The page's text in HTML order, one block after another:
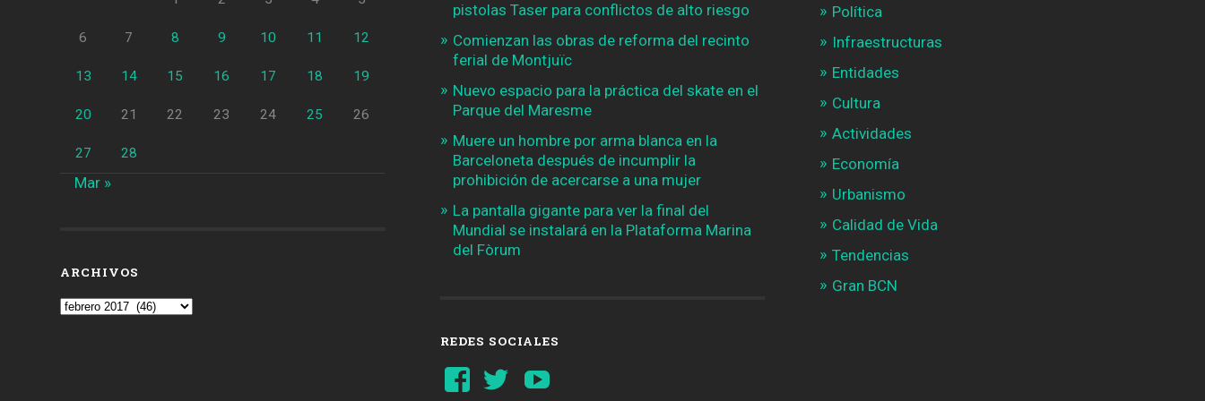
6 7 8 9 10 11 12
13 14 15 16 17 18 19
20 21 22 23 24 25 26
27 28
Mar »
ARCHIVOS
Archivos
pistolas Taser para conflictos de alto riesgo
Comienzan las obras de reforma del recinto
ferial de Montjuïc
Nuevo espacio para la práctica del skate en el
Parque del Maresme
Muere un hombre por arma blanca en la
Barceloneta después de incumplir la
prohibición de acercarse a una mujer
La pantalla gigante para ver la final del
Mundial se instalará en la Plataforma Marina
del Fòrum
REDES SOCIALES
Ver
perfil
Ver
perfil
Política
Infraestructuras
Entidades
Cultura
Actividades
Economía
Urbanismo
Calidad de Vida
Tendencias
Gran BCN